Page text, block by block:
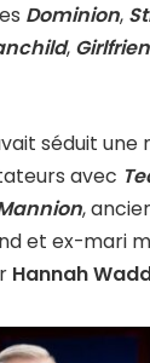
Dominion,
,
séduit une
avec
,
et ex-mari
Hannah